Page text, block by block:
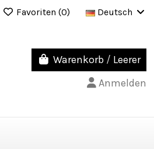
Favoriten (0) Deutsch
Warenkorb / Leerer
Anmelden